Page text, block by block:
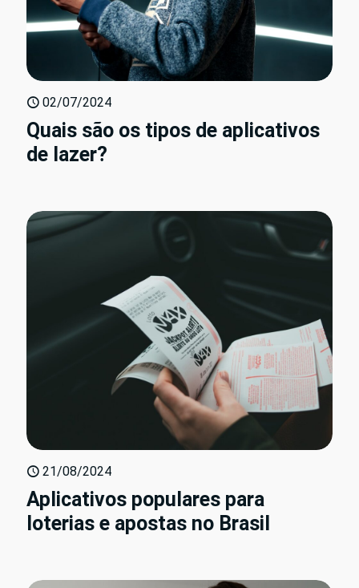
02/07/2024
Quais são os tipos de aplicativos
de lazer?
21/08/2024
Aplicativos populares para
loterias e apostas no Brasil